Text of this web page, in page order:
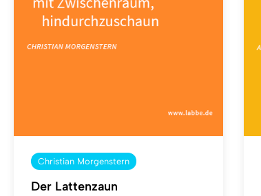
Christian Morgenstern
Der Lattenzaun